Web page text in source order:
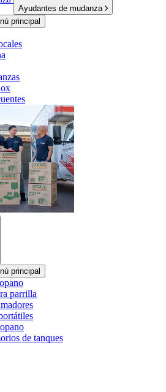
Ayudantes de mudanza
principal
principal
parrilla
de tanques